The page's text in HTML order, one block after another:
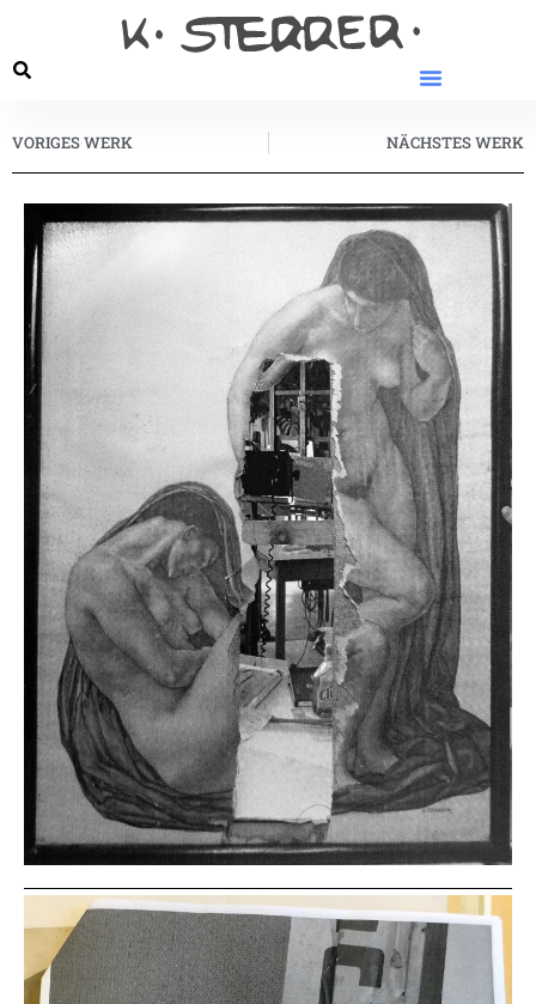
VORIGES WERK NÄCHSTES WERK
Zum Vergrößern auf die Bilder klicken